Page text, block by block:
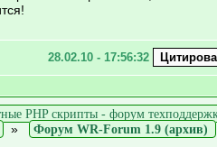
28.02.10 - 17:56:32
PHP скрипты - форум
» Форум WR-Forum 1.9 (архив)